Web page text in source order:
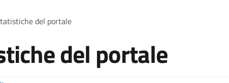
di pane
del portale
del portale